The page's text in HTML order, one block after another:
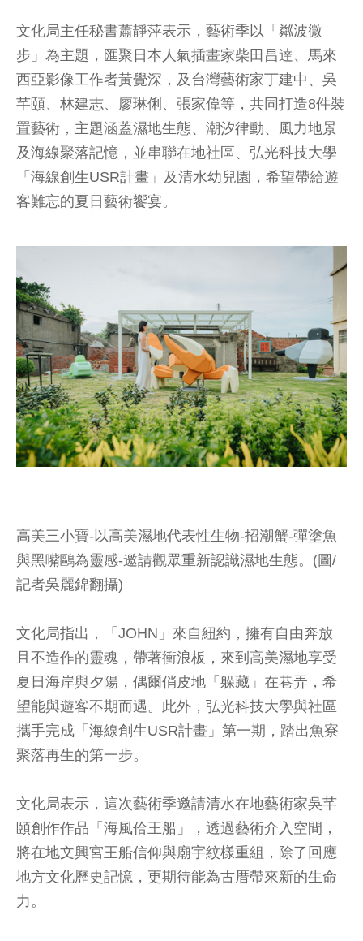
文化局主任秘書蕭靜萍表示，藝術季以「粼波微
步」為主題，匯聚日本人氣插畫家柴田昌達、馬來
西亞影像工作者黃覺深，及台灣藝術家丁建中、吳
芊頤、林建志、廖琳俐、張家偉等，共同打造8件裝
置藝術，主題涵蓋濕地生態、潮汐律動、風力地景
及海線聚落記憶，並串聯在地社區、弘光科技大學
「海線創生USR計畫」及清水幼兒園，希望帶給遊
客難忘的夏日藝術饗宴。
高美三小寶-以高美濕地代表性生物-招潮蟹-彈塗魚
與黑嘴鷗為靈感-邀請觀眾重新認識濕地生態。(圖/
記者吳麗錦翻攝)
文化局指出，「JOHN」來自紐約，擁有自由奔放
且不造作的靈魂，帶著衝浪板，來到高美濕地享受
夏日海岸與夕陽，偶爾俏皮地「躲藏」在巷弄，希
望能與遊客不期而遇。此外，弘光科技大學與社區
攜手完成「海線創生USR計畫」第一期，踏出魚寮
聚落再生的第一步。
文化局表示，這次藝術季邀請清水在地藝術家吳芊
頤創作作品「海風佮王船」，透過藝術介入空間，
將在地文興宮王船信仰與廟宇紋樣重組，除了回應
地方文化歷史記憶，更期待能為古厝帶來新的生命
力。